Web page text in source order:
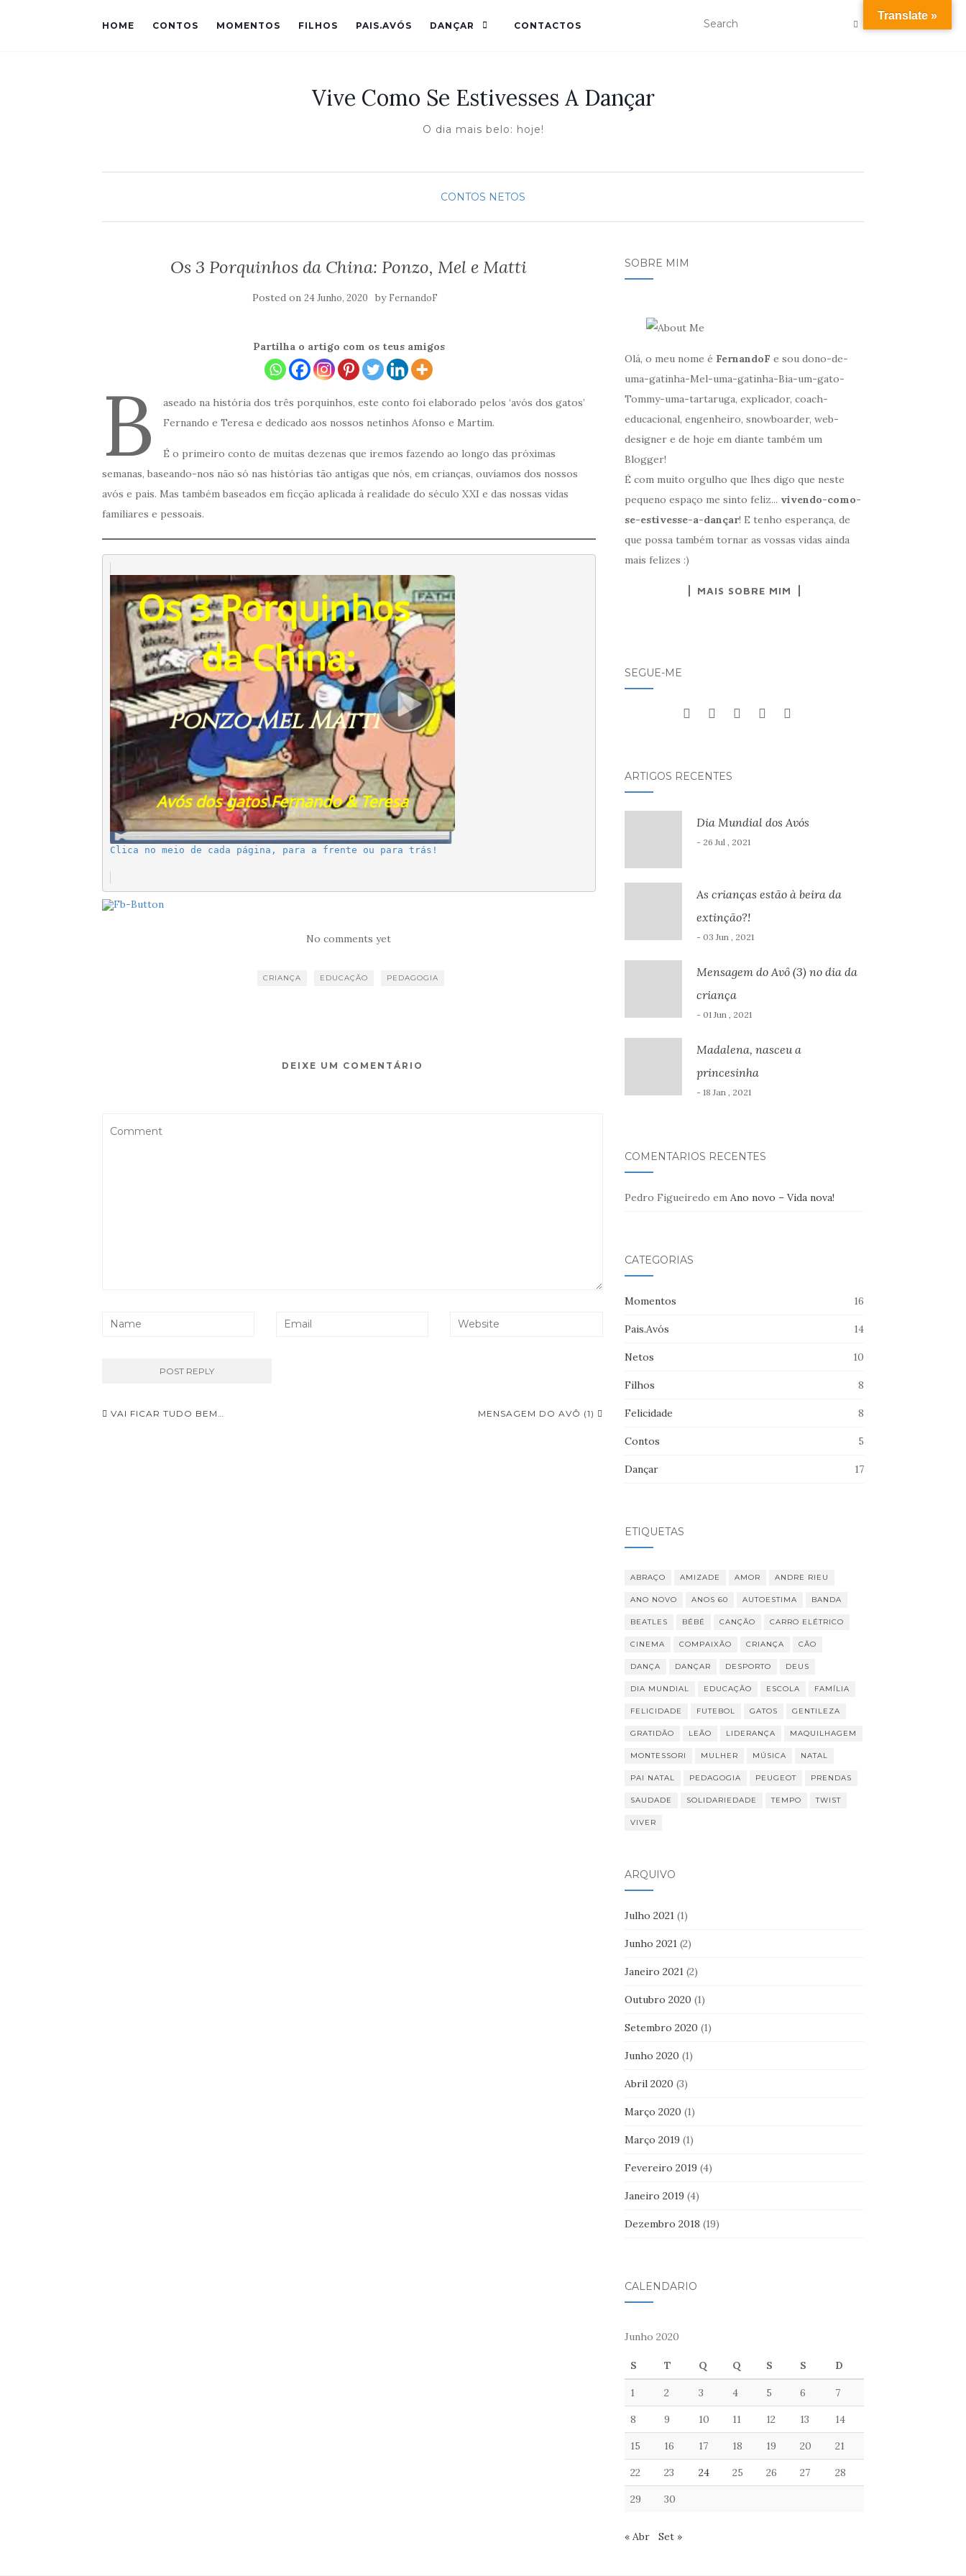
HOME CONTOS MOMENTOS FILHOS PAIS.AVÓS DANÇAR CONTACTOS
Vive Como Se Estivesses A Dançar
O dia mais belo: hoje!
CONTOS NETOS
Os 3 Porquinhos da China: Ponzo, Mel e Matti
Posted on24 Junho, 2020 by FernandoF
Partilha o artigo com os teus amigos
B
aseado na história dos três porquinhos, este conto foi elaborado pelos ‘avós dos gatos’
Fernando e Teresa e dedicado aos nossos netinhos Afonso e Martim.
É o primeiro conto de muitas dezenas que iremos fazendo ao longo das próximas
semanas, baseando-nos não só nas histórias tão antigas que nós, em crianças, ouvíamos dos nossos
avós e pais. Mas também baseados em ficção aplicada à realidade do século XXI e das nossas vidas
familiares e pessoais.
Clica no meio de cada página, para a frente ou para trás!
No comments yet
CRIANÇA EDUCAÇÃO PEDAGOGIA
DEIXE UM COMENTÁRIO
Navegação
VAI FICAR TUDO BEM… MENSAGEM DO AVÔ (1)
SOBRE MIM
Olá, o meu nome é FernandoF e sou dono-de-
uma-gatinha-Mel-uma-gatinha-Bia-um-gato-
Tommy-uma-tartaruga, explicador, coach-
educacional, engenheiro, snowboarder, web-
designer e de hoje em diante também um
Blogger!
É com muito orgulho que lhes digo que neste
pequeno espaço me sinto feliz... vivendo-como-
se-estivesse-a-dançar! E tenho esperança, de
que possa também tornar as vossas vidas ainda
mais felizes :)
MAIS SOBRE MIM
SEGUE-ME
ARTIGOS RECENTES
Dia Mundial dos Avós
- 26 Jul , 2021
As crianças estão à beira da
extinção?!
- 03 Jun , 2021
Mensagem do Avô (3) no dia da
criança
- 01 Jun , 2021
Madalena, nasceu a
princesinha
- 18 Jan , 2021
COMENTÁRIOS RECENTES
Pedro Figueiredo em Ano novo – Vida nova!
CATEGORIAS
Momentos 16
Pais.Avós 14
Netos 10
Filhos 8
Felicidade 8
Contos 5
Dançar 17
ETIQUETAS
ABRAÇO AMIZADE AMOR ANDRE RIEU
ANO NOVO ANOS 60 AUTOESTIMA BANDA
BEATLES BÉBÉ CANÇÃO CARRO ELÉTRICO
CINEMA COMPAIXÃO CRIANÇA CÃO
DANÇA DANÇAR DESPORTO DEUS
DIA MUNDIAL EDUCAÇÃO ESCOLA FAMÍLIA
FELICIDADE FUTEBOL GATOS GENTILEZA
GRATIDÃO LEÃO LIDERANÇA MAQUILHAGEM
MONTESSORI MULHER MÚSICA NATAL
PAI NATAL PEDAGOGIA PEUGEOT PRENDAS
SAUDADE SOLIDARIEDADE TEMPO TWIST
VIVER
ARQUIVO
Julho 2021(1)
Junho 2021(2)
Janeiro 2021(2)
Outubro 2020 (1)
Setembro 2020 (1)
Junho 2020 (1)
Abril 2020 (3)
Março 2020 (1)
Março 2019 (1)
Fevereiro 2019 (4)
Janeiro 2019 (4)
Dezembro 2018 (19)
CALENDÁRIO
Junho 2020
S T Q Q S S D
1 2 3 4 5 6 7
8 9 10 11 12 13 14
15 16 17 18 19 20 21
22 23 24 25 26 27 28
29 30
« Abr Set »
Translate »